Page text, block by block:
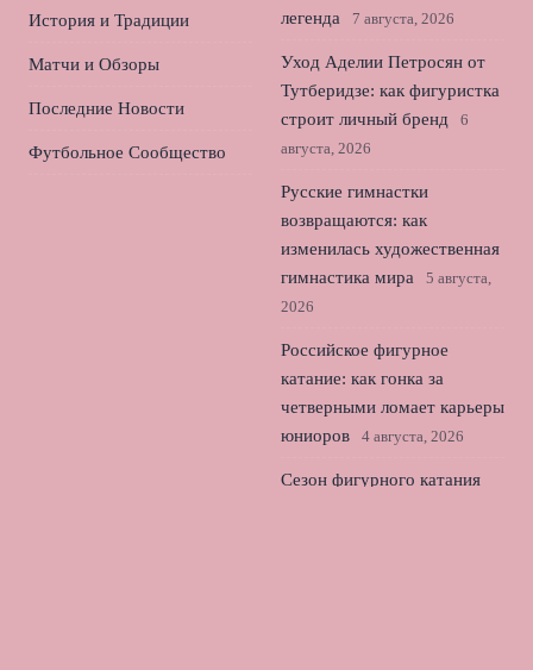
История и Традиции
Матчи и Обзоры
Последние Новости
Футбольное Сообщество
легенда
7 августа, 2026
Уход Аделии Петросян от
Тутберидзе: как фигуристка
строит личный бренд
6
августа, 2026
Русские гимнастки
возвращаются: как
изменилась художественная
гимнастика мира
5 августа,
2026
Российское фигурное
катание: как гонка за
четверными ломает карьеры
юниоров
4 августа, 2026
Сезон фигурного катания